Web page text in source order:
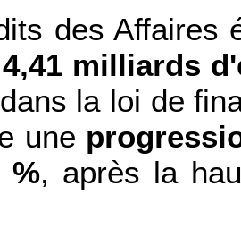
des Affaires
4,41 milliards
la loi de
une
%, après la